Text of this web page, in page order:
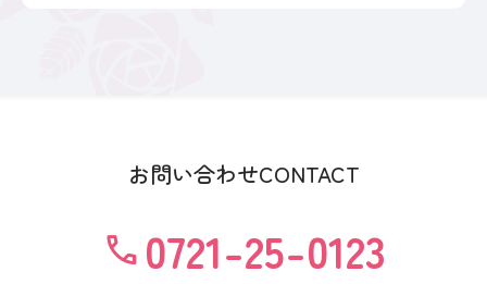
お問い合わせCONTACT
call 0721-25-0123